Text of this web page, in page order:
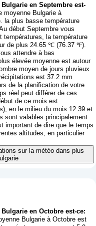
en Septembre est-
moyenne Bulgarie à
plus basse température
début Septembre vous
températures, la température
de plus 24.65 ℃ (76.37 ℉).
attendre à bas
élevée moyenne est autour
moyen de jours pluvieux
est 37.2 mm
de la planification de votre
réel peut différer de ces
de ce mois est
en le milieu du mois 12:39 et
sont valables principalement
important de dire que le temps
altitudes, en particulier
sur la météo dans plus
en Octobre est-ce:
Bulgarie à Octobre est